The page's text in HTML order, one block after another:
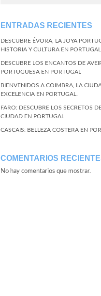
ENTRADAS RECIENTES
DESCUBRE ÉVORA, LA JOYA
HISTORIA Y CULTURA EN PORTUGAL
DESCUBRE LOS ENCANTOS DE
PORTUGUESA EN PORTUGAL
BIENVENIDOS A COIMBRA, LA
EXCELENCIA EN PORTUGAL.
FARO: DESCUBRE LOS SECRETOS
CIUDAD EN PORTUGAL
CASCAIS: BELLEZA COSTERA EN
COMENTARIOS
No hay comentarios que mostrar.